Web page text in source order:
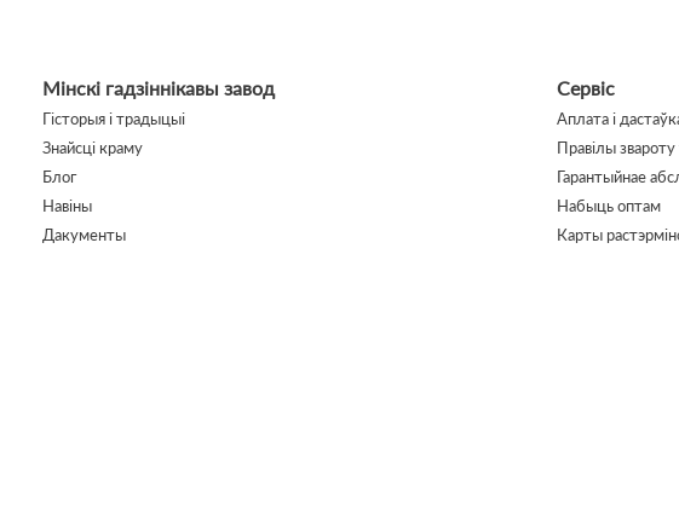
Мінскі гадзіннікавы завод
Гісторыя і традыцыі
Знайсці краму
Блог
Навіны
Дакументы
Сервіс
Аплата і
Правілы звароту
Гарантыйнае
Набыць оптам
Карты